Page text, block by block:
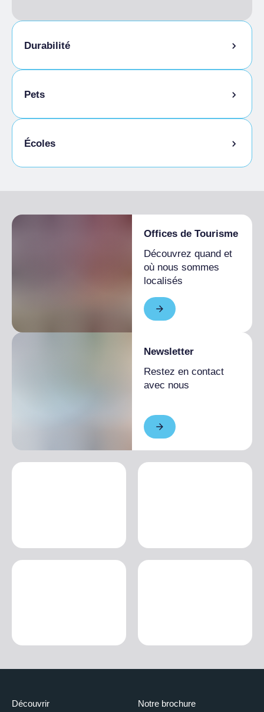
Durabilité
Local à vélos
Pets
Animaux autorisés en laisse
Écoles
Offices de Tourisme
Découvrez quand et
où nous sommes
localisés
Newsletter
Restez en contact
avec nous
Découvrir Notre brochure